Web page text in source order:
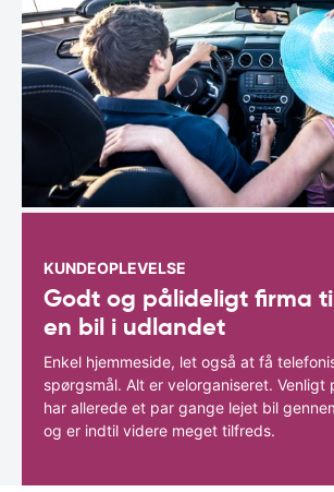
KUNDEOPLEVELSE
Godt og pålideligt firma
en bil i udlandet
Enkel hjemmeside, let også at få
spørgsmål. Alt er velorganiseret. Venligt
har allerede et par gange lejet bil
og er indtil videre meget tilfreds.